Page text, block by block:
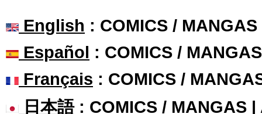
English : COMICS /
Español : COMICS /
Français : COMICS /
日本語: COMICS / MANGAS |